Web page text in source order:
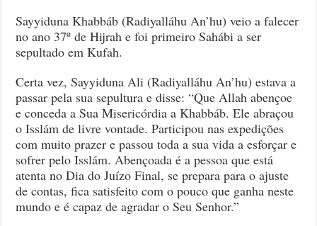
Sayyiduna Khabbáb (Radiyalláhu An’hu) veio a falecer
no ano 37º de Hijrah e foi primeiro Sahábi a ser
sepultado em Kufah.
Certa vez, Sayyiduna Ali (Radiyalláhu An’hu) estava a
passar pela sua sepultura e disse: “Que Allah abençoe
e conceda a Sua Misericórdia a Khabbáb. Ele abraçou
o Isslám de livre vontade. Participou nas expedições
com muito prazer e passou toda a sua vida a esforçar e
sofrer pelo Isslám. Abençoada é a pessoa que está
atenta no Dia do Juízo Final, se prepara para o ajuste
de contas, fica satisfeito com o pouco que ganha neste
mundo e é capaz de agradar o Seu Senhor.”